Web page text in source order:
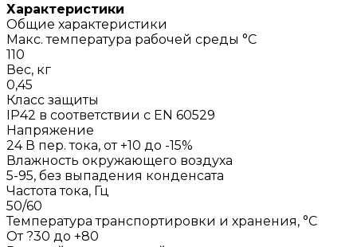
Характеристики
Общие характеристики
Макс. температура рабочей среды °С
110
Вес, кг
0,45
Класс защиты
IP42 в соответствии с EN 60529
Напряжение
24 В пер. тока, от +10 до -15%
Влажность окружающего воздуха
5-95, без выпадения конденсата
Частота тока, Гц
50/60
Температура транспортировки и хранения, °С
От ?30 до +80